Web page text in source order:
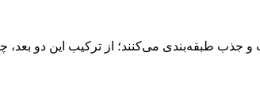
جذب طبقه‌بندی می‌كنند؛ از تركيب اين دو بعد،